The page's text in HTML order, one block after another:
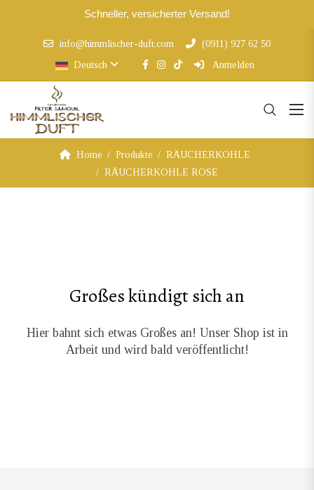
Schneller, versicherter Versand!
info@himmlischer-duft.com
(0911) 927 62 50
Deutsch
Anmelden
Home Produkte
RÄUCHERKOHLE
RÄUCHERKOHLE ROSE
Großes kündigt sich an
Hier bahnt sich etwas Großes an! Unser Shop ist in
Arbeit und wird bald veröffentlicht!